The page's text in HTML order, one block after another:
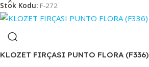
Stok Kodu: F-272
KLOZET FIRÇASI PUNTO FLORA (F336)